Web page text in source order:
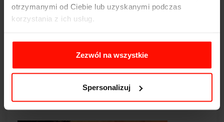
otrzymanymi od Ciebie lub uzyskanymi podczas
korzystania z ich usług.
Zezwól na wszystkie
Spersonalizuj
powiększono wydajność turbiny. Potem przyszła kolej
na
silnik szesnastozaworowy, wersja ta została
oznaczona symbolem 16V. Co by nie powiedzieć, lata
wyznaczała trendy rozwojowe, skupiła wokoło swojego
programu najlepszych kierowców rajdowych świata.
FIAT 131 Abarth.